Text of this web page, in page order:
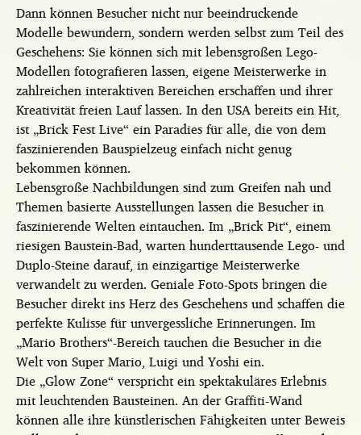
Dann können Besucher nicht nur beeindruckende
Modelle bewundern, sondern werden selbst zum Teil des
Geschehens: Sie können sich mit lebensgroßen Lego-
Modellen fotografieren lassen, eigene Meisterwerke in
zahlreichen interaktiven Bereichen erschaffen und ihrer
Kreativität freien Lauf lassen. In den USA bereits ein Hit,
ist „Brick Fest Live“ ein Paradies für alle, die von dem
faszinierenden Bauspielzeug einfach nicht genug
bekommen können.
Lebensgroße Nachbildungen sind zum Greifen nah und
Themen basierte Ausstellungen lassen die Besucher in
faszinierende Welten eintauchen. Im „Brick Pit“, einem
riesigen Baustein-Bad, warten hunderttausende Lego- und
Duplo-Steine darauf, in einzigartige Meisterwerke
verwandelt zu werden. Geniale Foto-Spots bringen die
Besucher direkt ins Herz des Geschehens und schaffen die
perfekte Kulisse für unvergessliche Erinnerungen. Im
„Mario Brothers“-Bereich tauchen die Besucher in die
Welt von Super Mario, Luigi und Yoshi ein.
Die „Glow Zone“ verspricht ein spektakuläres Erlebnis
mit leuchtenden Bausteinen. An der Graffiti-Wand
können alle ihre künstlerischen Fähigkeiten unter Beweis